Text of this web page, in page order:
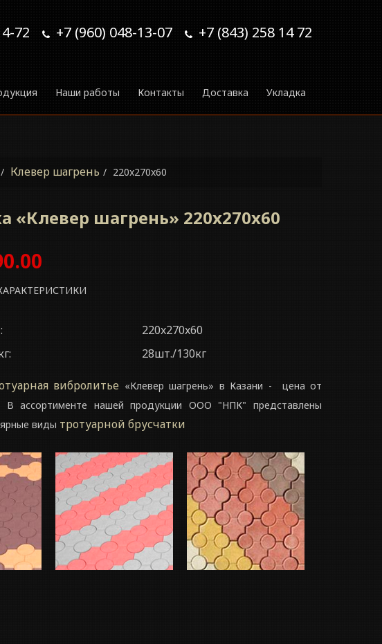
72 +7 (960) 048-13-07 +7 (843) 258 14 72
Наши работы Контакты Доставка Укладка
Клевер шагрень 220x270x60
«Клевер шагрень» 220x270x60
220x270x60
28шт./130кг
вибролитье «Клевер шагрень» в Казани - цена от
В ассортименте нашей продукции ООО "НПК" представлены
виды тротуарной брусчатки